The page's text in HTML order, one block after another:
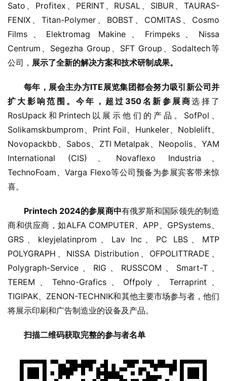
Sato、Profitex、PERINT、RUSAL、SIBUR、TAURAS-
FENIX、Titan-Polymer、BOBST、COMITAS、Cosmo
Films、Elektromag Makine、Frimpeks、Nissa
Centrum、Segezha Group、SFT Group、Sodaltech等
公司， 展示了全新的解决方案和技术研制成果。
每年，展会主办方ITE展览集团都会努力吸引新公司并
扩大影响范围。今年，超过350名新参展商选择了
RosUpack和Printech以展示他们的产品。SofPol、
Solikamskbumprom、Print Foil、Hunkeler、Noblelift、
Novopackbb、Sabos、ZTI Metalpak、Neopolis、YAM
International (CIS)、Novaflexo Industria、
TechnoFoam、Varga Flexo等公司预备为参展宾客带来惊
喜。
Printech 2024的参展商中有俄罗斯和国际领先的制造
商和供应商，如ALFA COMPUTER、APP、GPSystems、
GRS、kleyjelatinprom、Lav Inc、PC LBS、MTP
POLYGRAPH、NISSA Distribution、OFPOLITTRADE、
Polygraph-Service、RIG、RUSSCOM、Smart-T、
TEREM、Tehno-Grafics、Offpoly、Terraprint、
TIGIPAK、ZENON-TECHNIK和其他主要市场参与者，他们
将展示印刷和广告制造业的设备及产品。
扫描二维码获取完整的参与者名单